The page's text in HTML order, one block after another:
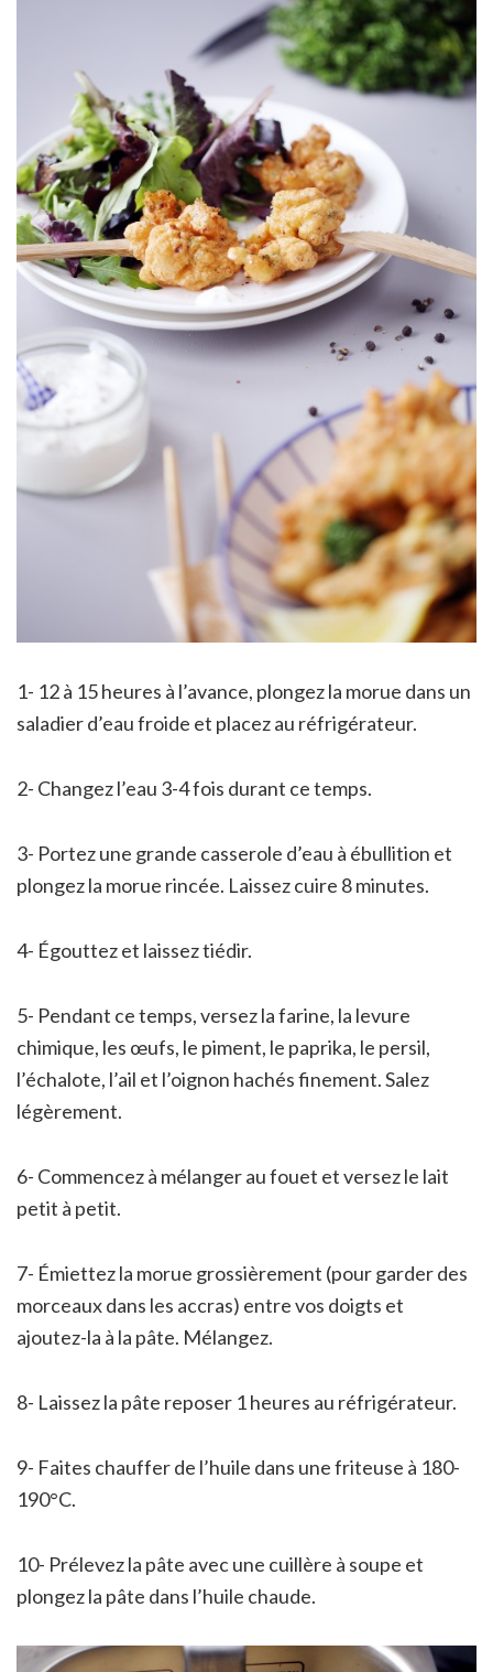
1- 12 à 15 heures à l’avance, plongez la morue dans un
saladier d’eau froide et placez au réfrigérateur.
2- Changez l’eau 3-4 fois durant ce temps.
3- Portez une grande casserole d’eau à ébullition et
plongez la morue rincée. Laissez cuire 8 minutes.
4- Égouttez et laissez tiédir.
5- Pendant ce temps, versez la farine, la levure
chimique, les œufs, le piment, le paprika, le persil,
l’échalote, l’ail et l’oignon hachés finement. Salez
légèrement.
6- Commencez à mélanger au fouet et versez le lait
petit à petit.
7- Émiettez la morue grossièrement (pour garder des
morceaux dans les accras) entre vos doigts et
ajoutez-la à la pâte. Mélangez.
8- Laissez la pâte reposer 1 heures au réfrigérateur.
9- Faites chauffer de l’huile dans une friteuse à 180-
190°C.
10- Prélevez la pâte avec une cuillère à soupe et
plongez la pâte dans l’huile chaude.